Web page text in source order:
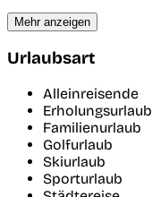
Mehr anzeigen
Urlaubsart
Alleinreisende
Erholungsurlaub
Familienurlaub
Golfurlaub
Skiurlaub
Sporturlaub